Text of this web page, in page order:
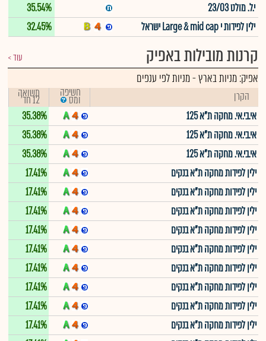
י.ל. מולט 23/03
35.54%
ילין לפידות י Large & mid cap ישראל
32.45%
קרנות מובילות באפיק עוד
אפיק:מניות בארץ-מניות לפי ענפים
הקרן חשיפה
ומס תשואה
12 חד'
אי.בי.אי. מחקה ת"א 125
35.38%
אי.בי.אי. מחקה ת"א 125
35.38%
אי.בי.אי. מחקה ת"א 125
35.38%
ילין לפידות מחקה ת"א בנקים
17.41%
ילין לפידות מחקה ת"א בנקים
17.41%
ילין לפידות מחקה ת"א בנקים
17.41%
ילין לפידות מחקה ת"א בנקים
17.41%
ילין לפידות מחקה ת"א בנקים
17.41%
ילין לפידות מחקה ת"א בנקים
17.41%
ילין לפידות מחקה ת"א בנקים
17.41%
ילין לפידות מחקה ת"א בנקים
17.41%
ילין לפידות מחקה ת"א בנקים
17.41%